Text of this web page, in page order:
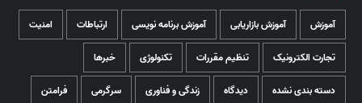
آموزش آموزش بازاریابی آموزش برنامه نویسی ارتباطات امنیت
تجارت الکترونیک تنظیم مقررات تکنولوژی خبرها
دسته بندی نشده دیدگاه زندگی و فناوری سرگرمی فرامتن